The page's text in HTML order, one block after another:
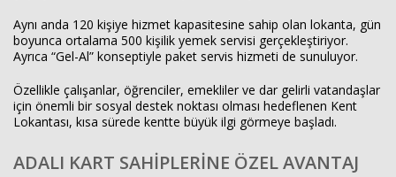
Aynı anda 120 kişiye hizmet kapasitesine sahip olan lokanta, gün
boyunca ortalama 500 kişilik yemek servisi gerçekleştiriyor.
Ayrıca “Gel-Al” konseptiyle paket servis hizmeti de sunuluyor.
Özellikle çalışanlar, öğrenciler, emekliler ve dar gelirli vatandaşlar
için önemli bir sosyal destek noktası olması hedeflenen Kent
Lokantası, kısa sürede kentte büyük ilgi görmeye başladı.
ADALI KART SAHİPLERİNE ÖZEL AVANTAJ